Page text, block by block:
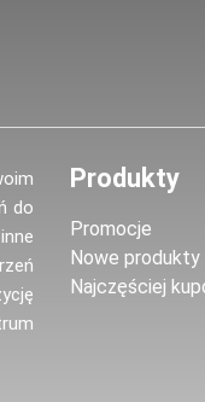
do
Produkty
Promocje
Nowe produkty
Najczęściej